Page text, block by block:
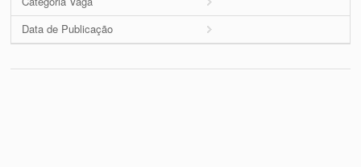
Data de Publicação